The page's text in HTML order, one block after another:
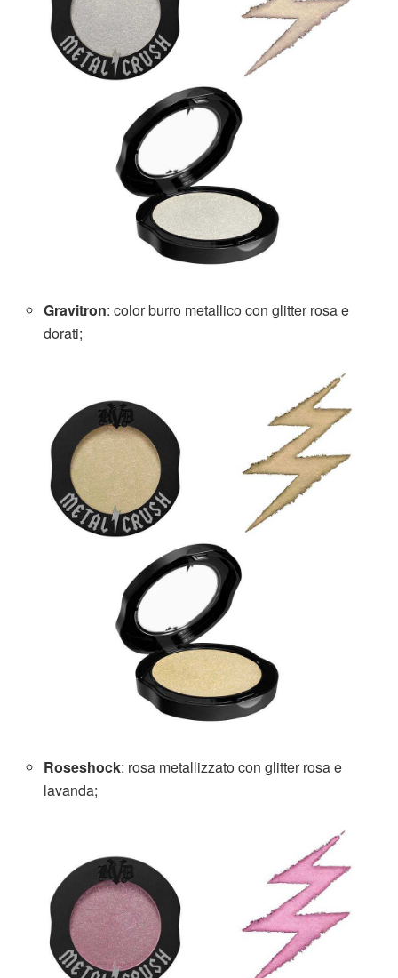
Gravitron: color burro metallico con glitter rosa e
dorati;
Roseshock: rosa metallizzato con glitter rosa e
lavanda;